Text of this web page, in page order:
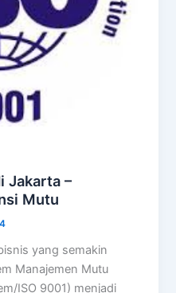
Jakarta –
Mutu
yang semakin
Manajemen Mutu
ISO 9001) menjadi